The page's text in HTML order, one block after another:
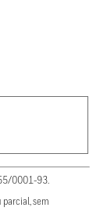
0001-93.
parcial, sem